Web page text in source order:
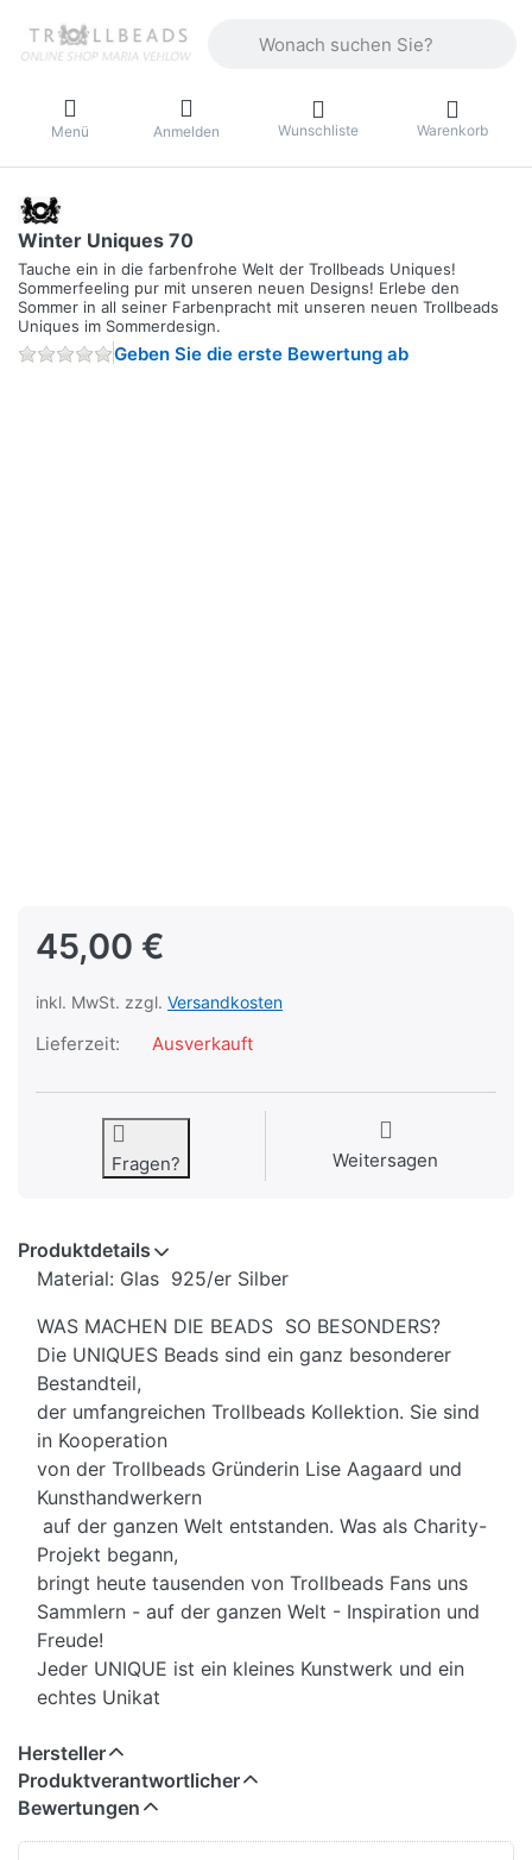
Menü Anmelden Wunschliste Warenkorb
Winter Uniques 70
Tauche ein in die farbenfrohe Welt der Trollbeads Uniques!
Sommerfeeling pur mit unseren neuen Designs! Erlebe den
Sommer in all seiner Farbenpracht mit unseren neuen Trollbeads
Uniques im Sommerdesign.
Geben Sie die erste Bewertung ab
45,00 €
inkl. MwSt. zzgl. Versandkosten
Lieferzeit: Ausverkauft
Fragen? Weitersagen
Produktdetails
Material: Glas 925/er Silber
WAS MACHEN DIE BEADS SO BESONDERS?
Die UNIQUES Beads sind ein ganz besonderer
Bestandteil,
der umfangreichen Trollbeads Kollektion. Sie sind
in Kooperation
von der Trollbeads Gründerin Lise Aagaard und
Kunsthandwerkern
auf der ganzen Welt entstanden. Was als Charity-
Projekt begann,
bringt heute tausenden von Trollbeads Fans uns
Sammlern - auf der ganzen Welt - Inspiration und
Freude!
Jeder UNIQUE ist ein kleines Kunstwerk und ein
echtes Unikat
Hersteller
Produktverantwortlicher
Bewertungen